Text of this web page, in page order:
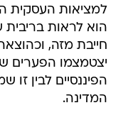
למציאות העסקית
הוא לראות
חייבת מזה,
יצטמצמו הפערים
הפיננסיים לבין זו
המדינה.